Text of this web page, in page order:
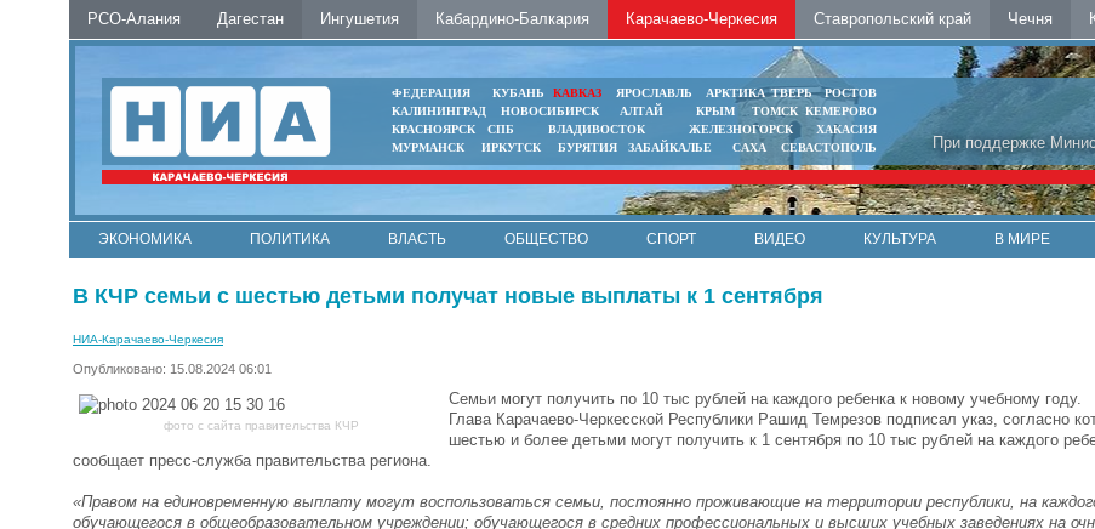
РСО-Алания Дагестан Ингушетия Кабардино-Балкария Карачаево-Черкесия Ставропольский край Чечня
При поддержке
ФЕДЕРАЦИЯ КУБАНЬ КАВКАЗ ЯРОСЛАВЛЬ АРКТИКА ТВЕРЬ
РОСТОВ
КАЛИНИНГРАД
НОВОСИБИРСК АЛТАЙ КРЫМ ТОМСК КЕМЕРОВО
КРАСНОЯРСК
СПБ ВЛАДИВОСТОК ЖЕЛЕЗНОГОРСК
ХАКАСИЯ
МУРМАНСК
ИРКУТСК БУРЯТИЯ ЗАБАЙКАЛЬЕ САХА СЕВАСТОПОЛЬ
ЭКОНОМИКА ПОЛИТИКА ВЛАСТЬ ОБЩЕСТВО СПОРТ ВИДЕО КУЛЬТУРА В МИРЕ
В КЧР семьи с шестью детьми получат новые выплаты к 1 сентября
НИА-Карачаево-Черкесия
Опубликовано: 15.08.2024 06:01
фото с сайта правительства КЧР
Семьи могут получить по 10 тыс рублей на каждого ребенка к новому учебному году.
Глава Карачаево-Черкесской Республики Рашид Темрезов подписал указ, согласно
шестью и более детьми могут получить к 1 сентября по 10 тыс рублей на каждого
сообщает пресс-служба правительства региона.
«Правом на единовременную выплату могут воспользоваться семьи, постоянно проживающие на территории республики, на
обучающегося в общеобразовательном учреждении; обучающегося в средних профессиональных и высших учебных заведениях на